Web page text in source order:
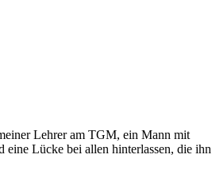
Lehrer am TGM, ein Mann mit
Lücke bei allen hinterlassen, die ihn